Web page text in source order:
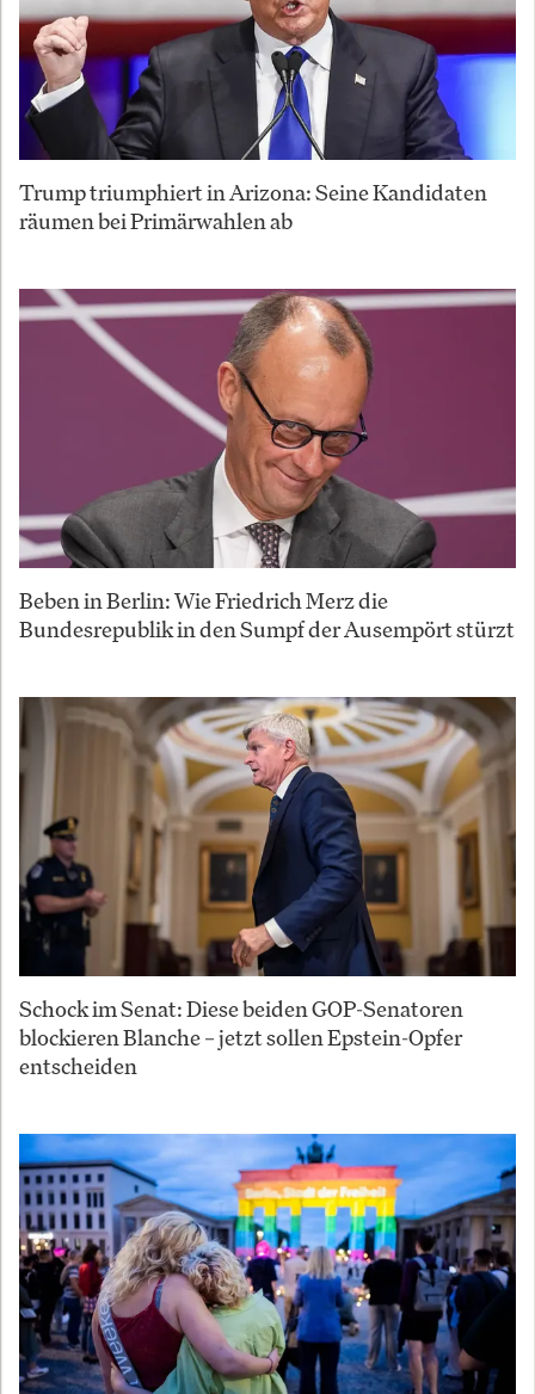
Trump triumphiert in Arizona: Seine Kandidaten
räumen bei Primärwahlen ab
Beben in Berlin: Wie Friedrich Merz die
Bundesrepublik in den Sumpf der Ausempört stürzt
Schock im Senat: Diese beiden GOP-Senatoren
blockieren Blanche – jetzt sollen Epstein-Opfer
entscheiden